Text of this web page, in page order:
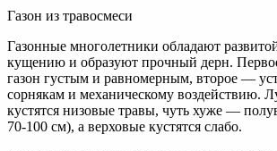
Газон из травосмеси
Газонные многолетники обладают
кущению и образуют прочный дерн.
газон густым и равномерным, второе —
сорнякам и механическому воздействию.
кустятся низовые травы, чуть хуже —
70-100 см), а верховые кустятся слабо.